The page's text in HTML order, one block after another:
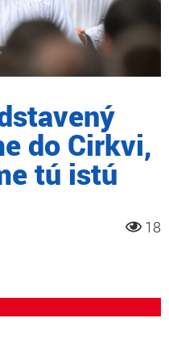
do Cirkvi,
tú istú
18